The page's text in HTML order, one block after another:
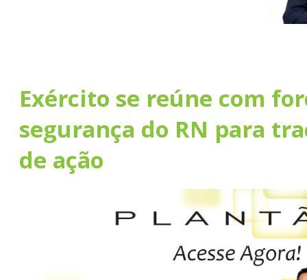
Exército se reúne com
segurança do RN para
de ação